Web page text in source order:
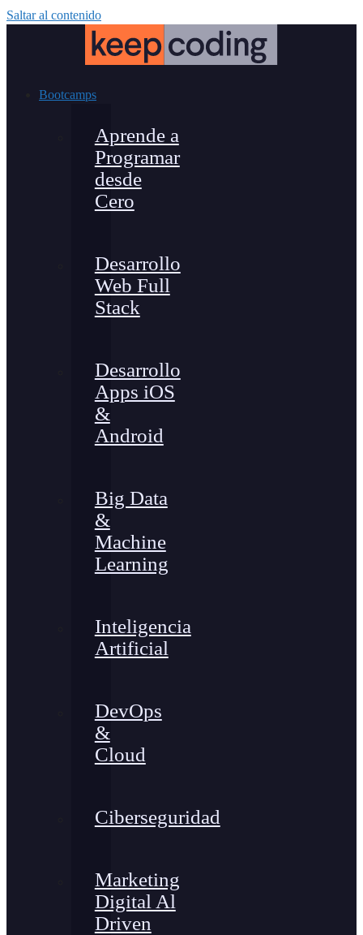
Saltar al contenido
Bootcamps
Aprende a
Programar
desde
Cero
Desarrollo
Web Full
Stack
Desarrollo
Apps iOS
&
Android
Big Data
&
Machine
Learning
Inteligencia
Artificial
DevOps
&
Cloud
Ciberseguridad
Marketing
Digital Al
Driven